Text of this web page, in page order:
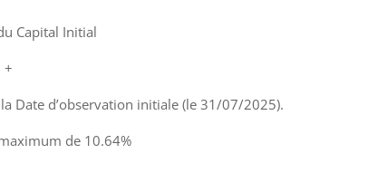
Capital Initial
+
Date d’observation initiale (le 31/07/2025).
de 10.64%